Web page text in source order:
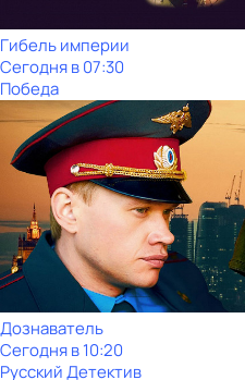
Гибель империи
Сегодня в 07:30
Победа
Дознаватель
Сегодня в 10:20
Русский Детектив